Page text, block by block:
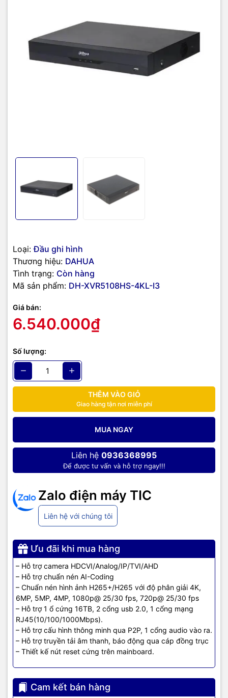
Loại: Đầu ghi hình
Thương hiệu: DAHUA
Tình trạng: Còn hàng
Mã sản phẩm: DH-XVR5108HS-4KL-I3
Giá bán:
6.540.000₫
Số lượng:
THÊM VÀO GIỎ
Giao hàng tận nơi miễn phí
MUA NGAY
Liên hệ 0936368995
Để được tư vấn và hỗ trợ ngay!!!
Zalo điện máy TIC
Liên hệ với chúng tôi
Ưu đãi khi mua hàng
– Hỗ trợ camera HDCVI/Analog/IP/TVI/AHD
– Hỗ trợ chuẩn nén AI-Coding
– Chuẩn nén hình ảnh H265+/H265 với độ phân giải 4K,
6MP, 5MP, 4MP, 1080p@ 25/30 fps, 720p@ 25/30 fps
– Hỗ trợ 1 ổ cứng 16TB, 2 cổng usb 2.0, 1 cổng mạng
RJ45(10/100/1000Mbps).
– Hỗ trợ cấu hình thông minh qua P2P, 1 cổng audio vào ra.
– Hỗ trợ truyền tải âm thanh, báo động qua cáp đồng trục
– Thiết kế nút reset cứng trên mainboard.
Cam kết bán hàng
RJ45(10/100/1000Mbps), hỗ trợ điều kiển quay quét 3D thông
minh với giao thức Dahua
– Hỗ trợ xem lại và trực tiếp qua mạng máy tính thiết bị di động, hỗ
trợ cấu hình thông minh qua P2P, 1 cổng audio vào ra.
– Hỗ trợ đàm thoại hai chiều, quản lý đồng thời 128 tài khoản kết
TIC.VN– Nhà phân phối và cung cấp giải pháp công nghệ uy tín
Máy chủ - Server
giám sát,Tổng đài,Màn hình tương tác,Linh kiện máy tính
như tivi, tủ lạnh, máy giặt, máy hút ẩm... cùng nhiều thiết bị
hãng, giá tốt, dịch vụ chuyên nghiệp